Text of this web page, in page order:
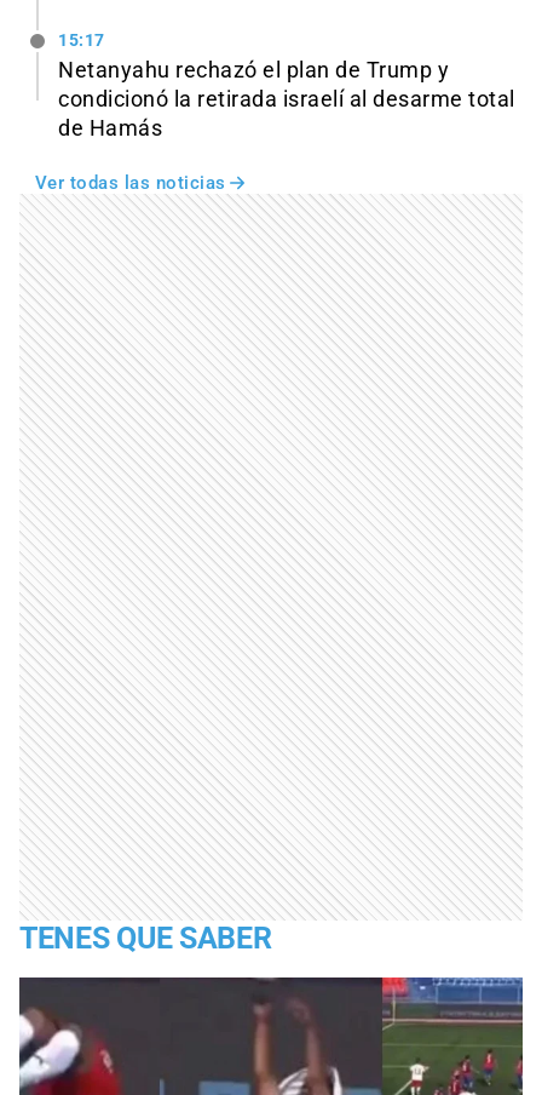
15:17
Netanyahu rechazó el plan de Trump y
condicionó la retirada israelí al desarme total
de Hamás
Ver todas las noticias
TENES QUE SABER